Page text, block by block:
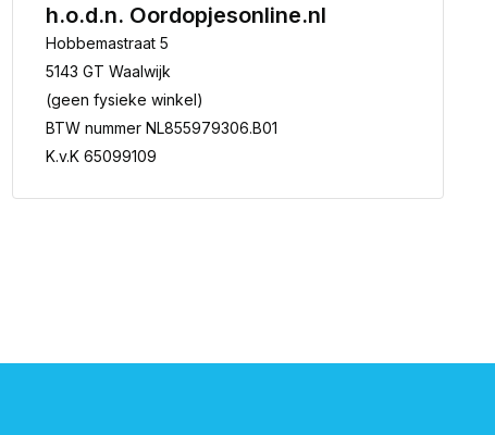
h.o.d.n. Oordopjesonline.nl
Hobbemastraat 5
5143 GT Waalwijk
(geen fysieke winkel)
BTW nummer NL855979306.B01
K.v.K 65099109